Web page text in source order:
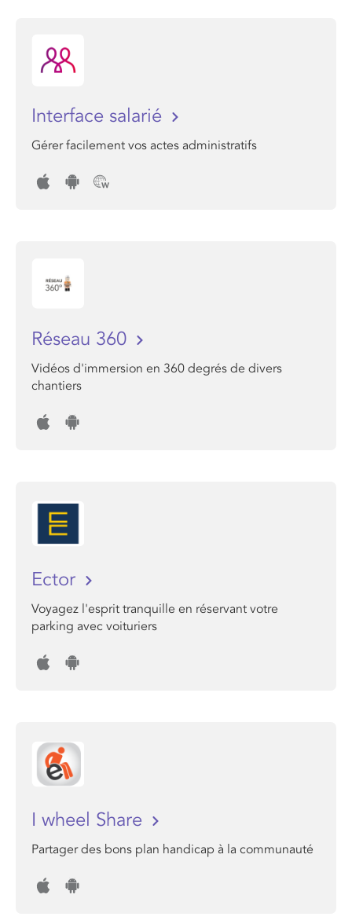
Interface salarié
Gérer facilement vos actes administratifs
Réseau 360
Vidéos d'immersion en 360 degrés de divers
chantiers
Ector
Voyagez l'esprit tranquille en réservant votre
parking avec voituriers
I wheel Share
Partager des bons plan handicap à la communauté